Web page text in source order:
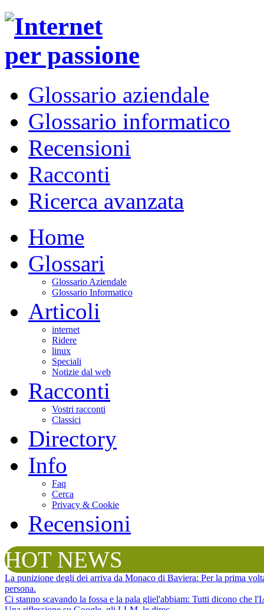
Glossario aziendale
Glossario informatico
Recensioni
Racconti
Ricerca avanzata
Home
Glossari
Glossario Aziendale
Glossario Informatico
Articoli
internet
Ridere
linux
Speciali
Notizie dal web
Racconti
Vostri racconti
Classici
Directory
Info
Faq
Cerca
Privacy & Cookie
Recensioni
HOT NEWS
La punizione degli dei arriva da Monaco di Baviera: Per la prima
persona.
Ci stanno scavando la fossa e la pala gliel'abbiam: Tutti dicono che